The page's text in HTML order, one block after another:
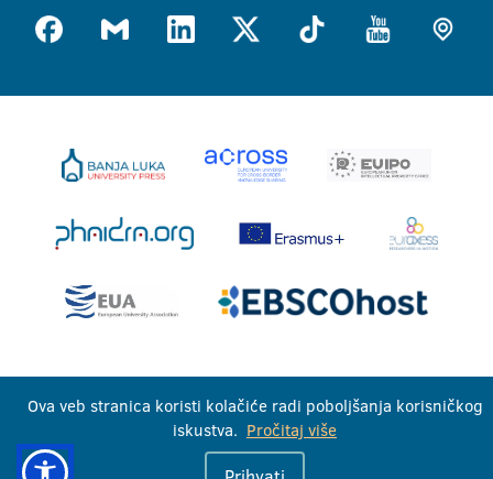
Univerzitet u Banjoj Luci © 2026
Sva prava zadržana
Ova veb stranica koristi kolačiće radi poboljšanja korisničkog
iskustva. Pročitaj više